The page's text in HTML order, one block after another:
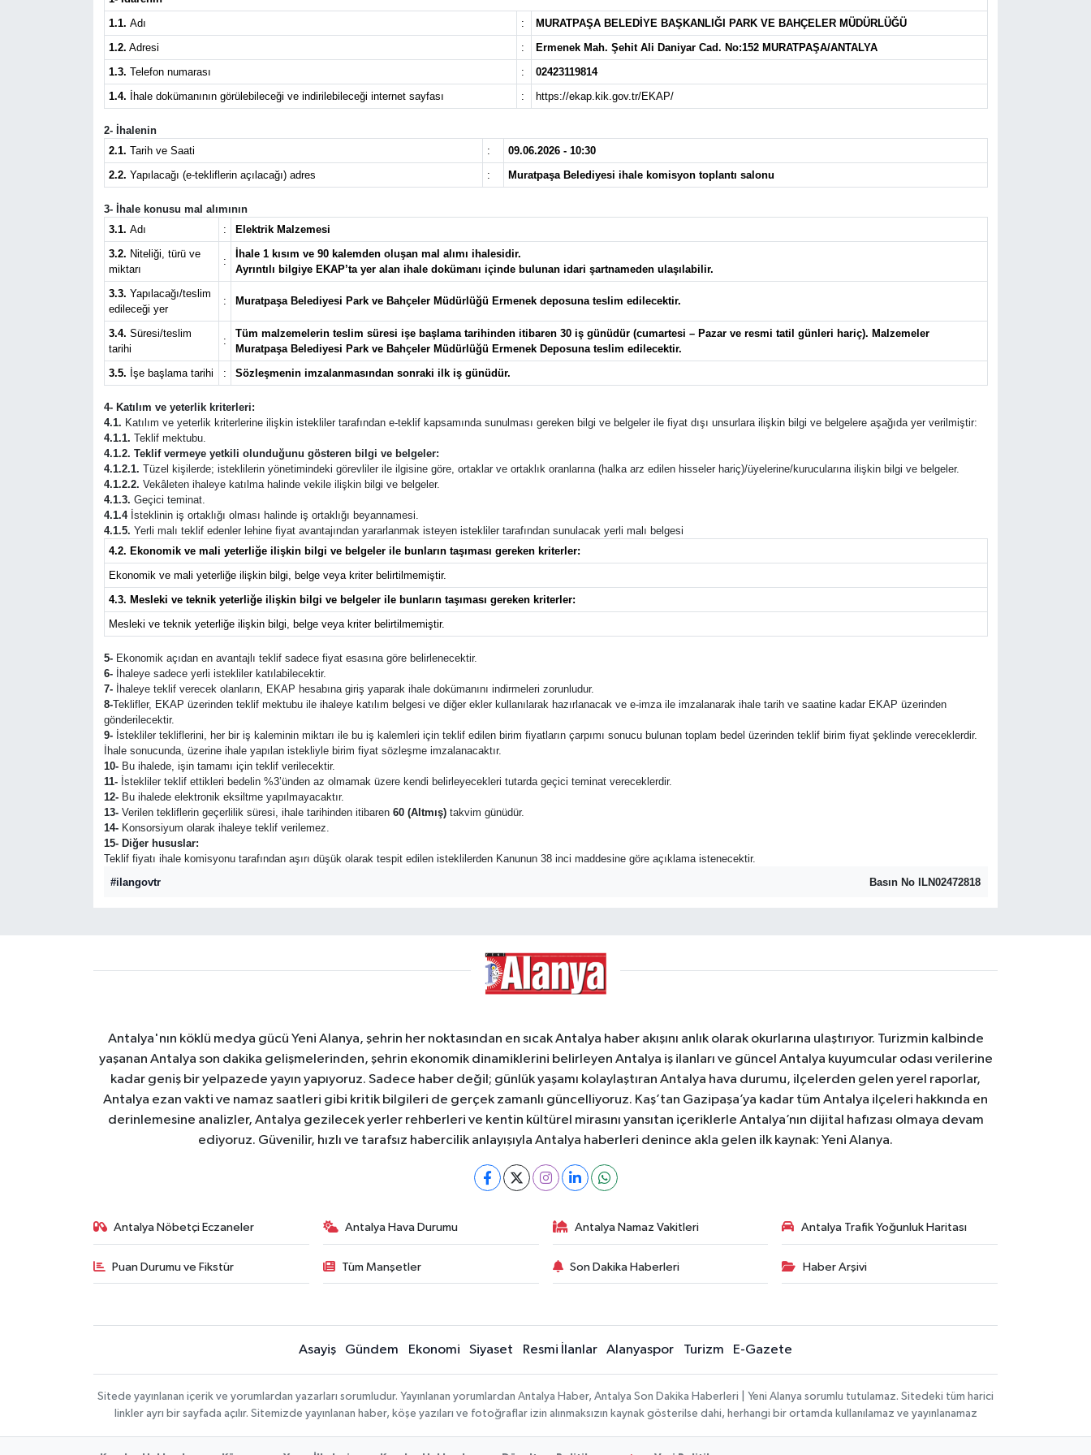
1.1. Adı :
MURATPAŞA BELEDİYE BAŞKANLIĞI PARK VE BAHÇELER MÜDÜRLÜĞÜ
1.2. Adresi :
Ermenek Mah. Şehit Ali Daniyar Cad. No:152 MURATPAŞA/ANTALYA
1.3. Telefon numarası :
02423119814
1.4. İhale dokümanının görülebileceği ve indirilebileceği internet sayfası : https://ekap.kik.gov.tr/EKAP/
2- İhalenin
2.1. Tarih ve Saati :
09.06.2026 - 10:30
2.2. Yapılacağı (e-tekliflerin açılacağı) adres : Muratpaşa Belediyesi ihale komisyon toplantı salonu
3- İhale konusu mal alımının
3.1. Adı :
Elektrik Malzemesi
3.2. Niteliği, türü ve
miktarı
:
İhale 1 kısım ve 90 kalemden oluşan mal alımı ihalesidir.
Ayrıntılı bilgiye EKAP’ta yer alan ihale dokümanı içinde bulunan idari şartnameden ulaşılabilir.
3.3. Yapılacağı/teslim
edileceği yer
: Muratpaşa Belediyesi Park ve Bahçeler Müdürlüğü Ermenek deposuna teslim edilecektir.
3.4. Süresi/teslim
tarihi
:
Tüm malzemelerin teslim süresi işe başlama tarihinden itibaren 30 iş günüdür (cumartesi – Pazar ve resmi tatil günleri hariç). Malzemeler
Muratpaşa Belediyesi Park ve Bahçeler Müdürlüğü Ermenek Deposuna teslim edilecektir.
3.5. İşe başlama tarihi : Sözleşmenin imzalanmasından sonraki ilk iş günüdür.
4- Katılım ve yeterlik kriterleri:
4.1. Katılım ve yeterlik kriterlerine ilişkin istekliler tarafından e-teklif kapsamında sunulması gereken bilgi ve belgeler ile fiyat dışı unsurlara ilişkin bilgi ve belgelere aşağıda yer verilmiştir:
4.1.1. Teklif mektubu.
4.1.2. Teklif vermeye yetkili olunduğunu gösteren bilgi ve belgeler:
4.1.2.1. Tüzel kişilerde; isteklilerin yönetimindeki görevliler ile ilgisine göre, ortaklar ve ortaklık oranlarına (halka arz edilen hisseler hariç)/üyelerine/kurucularına ilişkin bilgi ve belgeler.
4.1.2.2. Vekâleten ihaleye katılma halinde vekile ilişkin bilgi ve belgeler.
4.1.3. Geçici teminat.
4.1.4İsteklinin iş ortaklığı olması halinde iş ortaklığı beyannamesi.
4.1.5. Yerli malı teklif edenler lehine fiyat avantajından yararlanmak isteyen istekliler tarafından sunulacak yerli malı belgesi
4.2. Ekonomik ve mali yeterliğe ilişkin bilgi ve belgeler ile bunların taşıması gereken kriterler:
Ekonomik ve mali yeterliğe ilişkin bilgi, belge veya kriter belirtilmemiştir.
4.3. Mesleki ve teknik yeterliğe ilişkin bilgi ve belgeler ile bunların taşıması gereken kriterler:
Mesleki ve teknik yeterliğe ilişkin bilgi, belge veya kriter belirtilmemiştir.
5-Ekonomik açıdan en avantajlı teklif sadece fiyat esasına göre belirlenecektir.
6-İhaleye sadece yerli istekliler katılabilecektir.
7-İhaleye teklif verecek olanların, EKAP hesabına giriş yaparak ihale dokümanını indirmeleri zorunludur.
8-Teklifler, EKAP üzerinden teklif mektubu ile ihaleye katılım belgesi ve diğer ekler kullanılarak hazırlanacak ve e-imza ile imzalanarak ihale tarih ve saatine kadar EKAP üzerinden
gönderilecektir.
9-İstekliler tekliflerini, her bir iş kaleminin miktarı ile bu iş kalemleri için teklif edilen birim fiyatların çarpımı sonucu bulunan toplam bedel üzerinden teklif birim fiyat şeklinde vereceklerdir.
İhale sonucunda, üzerine ihale yapılan istekliyle birim fiyat sözleşme imzalanacaktır.
10-Bu ihalede, işin tamamı için teklif verilecektir.
11-İstekliler teklif ettikleri bedelin %3’ünden az olmamak üzere kendi belirleyecekleri tutarda geçici teminat vereceklerdir.
12-Bu ihalede elektronik eksiltme yapılmayacaktır.
13-Verilen tekliflerin geçerlilik süresi, ihale tarihinden itibaren 60 (Altmış)takvim günüdür.
14-Konsorsiyum olarak ihaleye teklif verilemez.
15- Diğer hususlar:
Teklif fiyatı ihale komisyonu tarafından aşırı düşük olarak tespit edilen isteklilerden Kanunun 38 inci maddesine göre açıklama istenecektir.
#ilangovtr
Basın No ILN02472818
Antalya'nın köklü medya gücü Yeni Alanya, şehrin her noktasından en sıcak Antalya haber akışını anlık olarak okurlarına ulaştırıyor. Turizmin kalbinde
yaşanan Antalya son dakika gelişmelerinden, şehrin ekonomik dinamiklerini belirleyen Antalya iş ilanları ve güncel Antalya kuyumcular odası verilerine
kadar geniş bir yelpazede yayın yapıyoruz. Sadece haber değil; günlük yaşamı kolaylaştıran Antalya hava durumu, ilçelerden gelen yerel raporlar,
Antalya ezan vakti ve namaz saatleri gibi kritik bilgileri de gerçek zamanlı güncelliyoruz. Kaş’tan Gazipaşa’ya kadar tüm Antalya ilçeleri hakkında en
derinlemesine analizler, Antalya gezilecek yerler rehberleri ve kentin kültürel mirasını yansıtan içeriklerle Antalya’nın dijital hafızası olmaya devam
ediyoruz. Güvenilir, hızlı ve tarafsız habercilik anlayışıyla Antalya haberleri denince akla gelen ilk kaynak: Yeni Alanya.
Antalya Nöbetçi Eczaneler Antalya Hava Durumu Antalya Namaz Vakitleri Antalya Trafik Yoğunluk Haritası
Puan Durumu ve Fikstür Tüm Manşetler Son Dakika Haberleri Haber Arşivi
Asayiş Gündem Ekonomi Siyaset Resmi İlanlar Alanyaspor Turizm E-Gazete
Sitede yayınlanan içerik ve yorumlardan yazarları sorumludur. Yayınlanan yorumlardan Antalya Haber, Antalya Son Dakika Haberleri | Yeni Alanya sorumlu tutulamaz. Sitedeki tüm harici
linkler ayrı bir sayfada açılır. Sitemizde yayınlanan haber, köşe yazıları ve fotoğraflar izin alınmaksızın kaynak gösterilse dahi, herhangi bir ortamda kullanılamaz ve yayınlanamaz